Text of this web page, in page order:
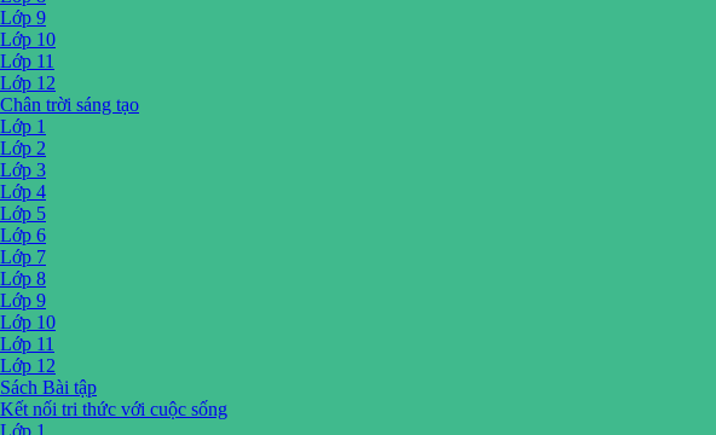
Lớp 9
Lớp 10
Lớp 11
Lớp 12
Chân trời sáng tạo
Lớp 1
Lớp 2
Lớp 3
Lớp 4
Lớp 5
Lớp 6
Lớp 7
Lớp 8
Lớp 9
Lớp 10
Lớp 11
Lớp 12
Sách Bài tập
Kết nối tri thức với cuộc sống
Lớp 1